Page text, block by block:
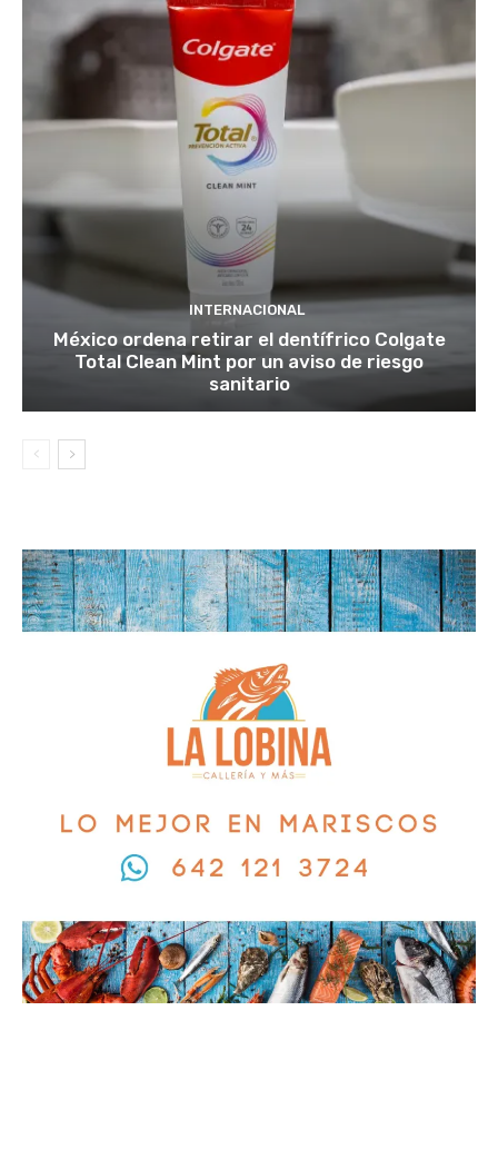
INTERNACIONAL
México ordena retirar el dentífrico Colgate
Total Clean Mint por un aviso de riesgo
sanitario